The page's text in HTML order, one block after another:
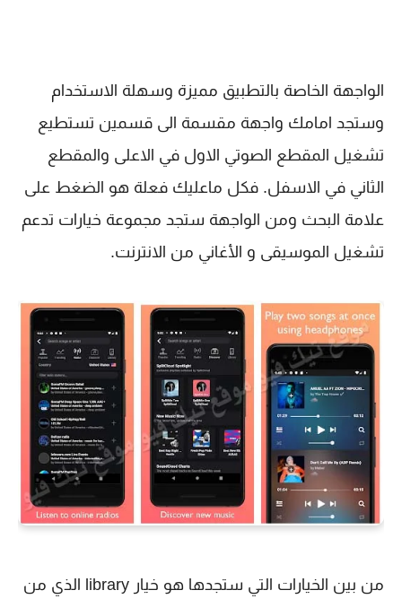
الواجهة الخاصة بالتطبيق مميزة وسهلة الاستخدام
وستجد امامك واجهة مقسمة الى قسمين تستطيع
تشغيل المقطع الصوتي الاول في الاعلى والمقطع
الثاني في الاسفل. فكل ماعليك فعلة هو الضغط على
علامة البحث ومن الواجهة ستجد مجموعة خيارات تدعم
تشغيل الموسيقى و الأغاني من الانترنت.
من بين الخيارات التي ستجدها هو خيار library الذي من